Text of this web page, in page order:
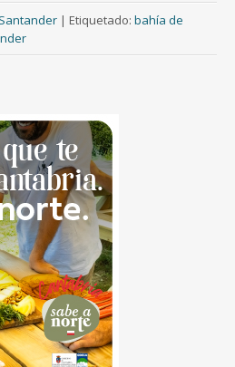
| Etiquetado: bahía de